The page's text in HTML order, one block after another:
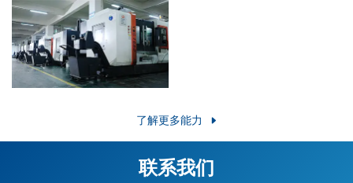
了解更多能力
联系我们